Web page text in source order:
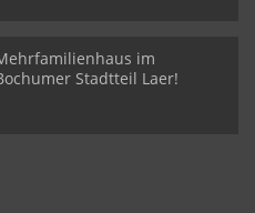
im
Stadtteil Laer!